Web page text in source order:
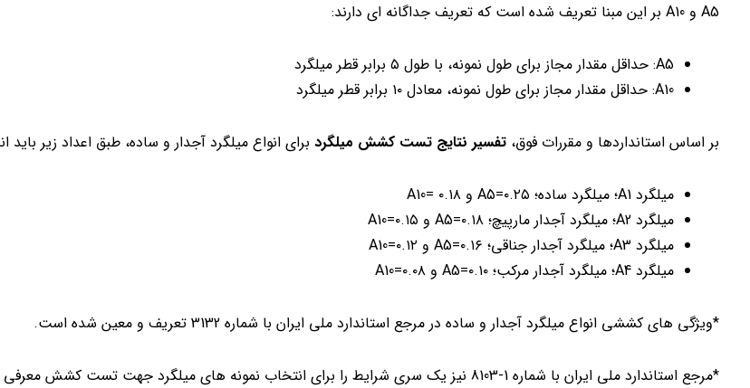
A5 و A10 بر این مبنا تعریف شده است که تعریف جداگانه ای دارند:
A5: حداقل مقدار مجاز برای طول نمونه، با طول ۵ برابر قطر میلگرد
A10: حداقل مقدار مجاز برای طول نمونه، معادل ۱۰ برابر قطر میلگرد
بر اساس استانداردها و مقررات فوق، تفسیر نتایج تست کشش میلگردبرای انواع میلگرد آجدار و ساده، طبق اعداد زیر باید
میلگرد A1؛ میلگرد ساده؛ A5=۰.۲۵ و A10= ۰.۱۸
میلگرد A2؛ میلگرد آجدار مارپیچ؛ A5=۰.۱۸ و A10=۰.۱۵
میلگرد A3؛ میلگرد آجدار جناقی؛ A5=۰.۱۶ و A10=۰.۱۲
میلگرد A4؛ میلگرد آجدار مرکب؛ A5=۰.۱۰ و A10=۰.۰۸
*ویژگی های کششی انواع میلگرد آجدار و ساده در مرجع استاندارد ملی ایران با شماره 3132 تعریف و معین شده است.
*مرجع استاندارد ملی ایران با شماره 1-8103 نیز یک سری شرایط را برای انتخاب نمونه های میلگرد جهت تست کشش معرفی می کند.